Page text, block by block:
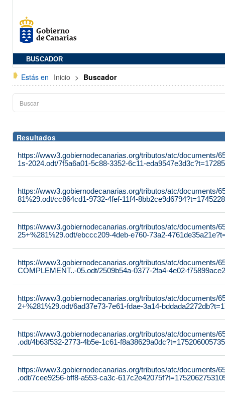
BUSCADOR
Estás en Inicio > Buscador
Resultados
https://www3.gobiernodecanarias.org/tributos/atc/documents/
1s-2024.odt/7f5a6a01-5c88-3352-6c11-
https://www3.gobiernodecanarias.org/tributos/atc/documents/
81%29.odt/cc864cd1-9732-4fef-11f4-
https://www3.gobiernodecanarias.org/tributos/atc/documents/
25+%281%29.odt/ebccc209-4deb-e760-73a2-
https://www3.gobiernodecanarias.org/tributos/atc/documents/
COMPLEMENT..-05.odt/2509b54a-0377-2fa4-4e02-
https://www3.gobiernodecanarias.org/tributos/atc/documents/
2+%281%29.odt/6ad37e73-7e61-fdae-3a14-
https://www3.gobiernodecanarias.org/tributos/atc/documents/
.odt/4b63f532-2773-4b5e-1c61-
https://www3.gobiernodecanarias.org/tributos/atc/documents/
.odt/7cee9256-bff8-a553-ca3c-